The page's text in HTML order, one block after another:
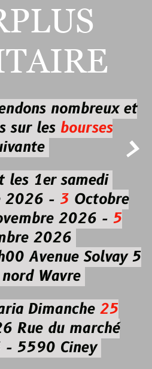

nombreux et
sur les bourses
1er samedi
2026 - 3Octobre
2026 - 5
2026
Avenue Solvay 5
Wavre
Dimanche 25
Rue du marché
- 5590 Ciney